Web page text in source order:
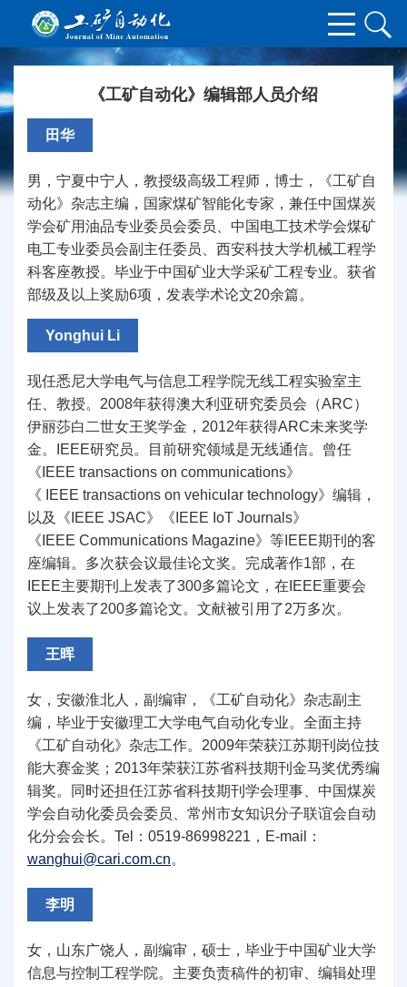
《工矿自动化》编辑部人员介绍
田华
男，宁夏中宁人，教授级高级工程师，博士，《工矿自
动化》杂志主编，国家煤矿智能化专家，兼任中国煤炭
学会矿用油品专业委员会委员、中国电工技术学会煤矿
电工专业委员会副主任委员、西安科技大学机械工程学
科客座教授。毕业于中国矿业大学采矿工程专业。获省
部级及以上奖励6项，发表学术论文20余篇。
Yonghui Li
现任悉尼大学电气与信息工程学院无线工程实验室主
任、教授。2008年获得澳大利亚研究委员会（ARC）
伊丽莎白二世女王奖学金，2012年获得ARC未来奖学
金。IEEE研究员。目前研究领域是无线通信。曾任
《IEEE transactions on communications》
《 IEEE transactions on vehicular technology》编辑，
以及《IEEE JSAC》《IEEE IoT Journals》
《IEEE Communications Magazine》等IEEE期刊的客
座编辑。多次获会议最佳论文奖。完成著作1部，在
IEEE主要期刊上发表了300多篇论文，在IEEE重要会
议上发表了200多篇论文。文献被引用了2万多次。
王晖
女，安徽淮北人，副编审，《工矿自动化》杂志副主
编，毕业于安徽理工大学电气自动化专业。全面主持
《工矿自动化》杂志工作。2009年荣获江苏期刊岗位技
能大赛金奖；2013年荣获江苏省科技期刊金马奖优秀编
辑奖。同时还担任江苏省科技期刊学会理事、中国煤炭
学会自动化委员会委员、常州市女知识分子联谊会自动
化分会会长。Tel：0519-86998221，E-mail：
wanghui@cari.com.cn。
李明
女，山东广饶人，副编审，硕士，毕业于中国矿业大学
信息与控制工程学院。主要负责稿件的初审、编辑处理